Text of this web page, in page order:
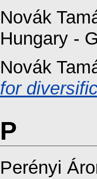
Novák
Hungary -
Novák
for
P
Perényi